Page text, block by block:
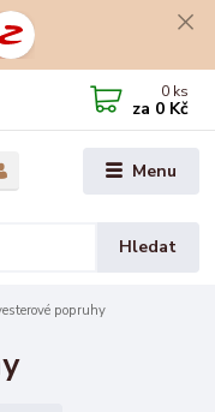
Menu
Hledat
0 ks
za 0 Kč
popruhy